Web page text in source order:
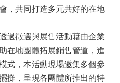
，共同打造多元共好的在地
徵選與展售活動藉由企業
在地團體拓展銷售管道，進
式，本活動現場邀集多個參
攤，呈現各團體所推出的特